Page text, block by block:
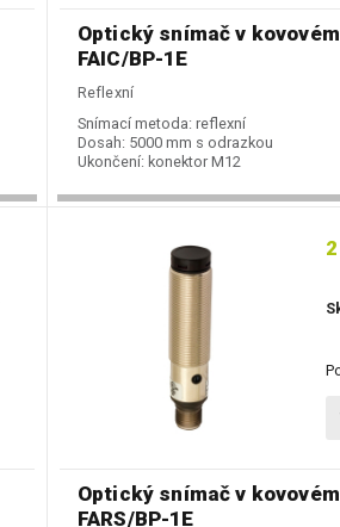
Optický snímač v
FAIC/BP-1E
Reflexní
Snímací metoda: reflexní
Dosah: 5000 mm s odrazkou
Ukončení: konektor M12
Optický snímač v
FARS/BP-1E